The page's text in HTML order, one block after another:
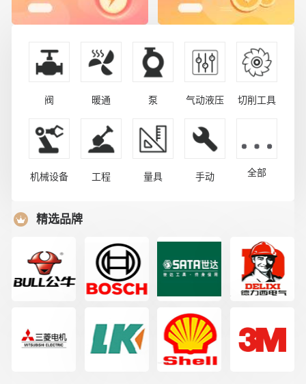
阀 暖通 泵 气动液压 切削工具
机械设备 工程 量具 手动 全部
精选品牌